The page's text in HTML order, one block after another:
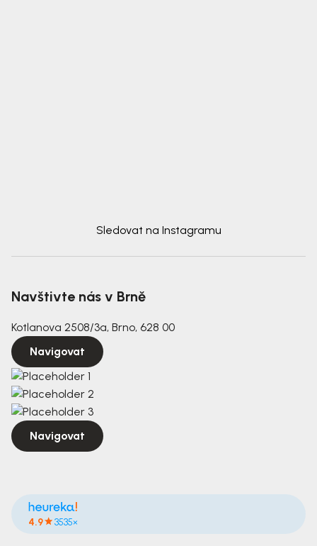
Sledovat na Instagramu
Navštivte nás v Brně
Kotlanova 2508/3a, Brno, 628 00
Navigovat
Navigovat
4.9 3535×